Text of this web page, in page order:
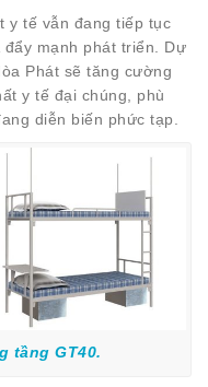
y tế vẫn đang tiếp tục
mạnh phát triển. Dự
Phát sẽ tăng cường
y tế đại chúng, phù
diễn biến phức tạp.
tầng GT40.